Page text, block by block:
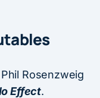
Rosenzweig
Effect.